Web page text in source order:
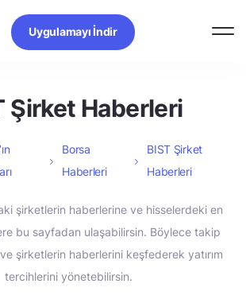
Uygulamayı İndir
Şirket Haberleri
Borsa
Haberleri
BIST Şirket
Haberleri
şirketlerin haberlerine ve hisselerdeki en
bu sayfadan ulaşabilirsin. Böylece takip
şirketlerin haberlerini keşfederek yatırım
tercihlerini yönetebilirsin.